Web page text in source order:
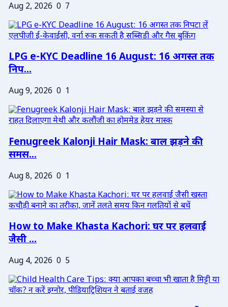
Aug 2, 2026 0 7
LPG e-KYC Deadline 16 August: 16 अगस्त तक
निप...
Aug 9, 2026 0 1
Fenugreek Kalonji Hair Mask: बाल झड़ने की
समस...
Aug 8, 2026 0 1
How to Make Khasta Kachori: घर पर हलवाई
जैसी ...
Aug 4, 2026 0 5